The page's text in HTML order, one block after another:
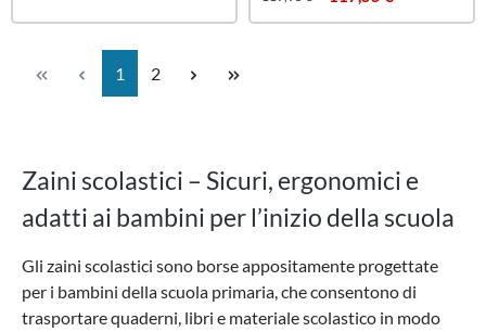
Pagina
1 Pagina
2
Zaini scolastici – Sicuri, ergonomici e
adatti ai bambini per l’inizio della scuola
Gli zaini scolastici sono borse appositamente progettate
per i bambini della scuola primaria, che consentono di
trasportare quaderni, libri e materiale scolastico in modo